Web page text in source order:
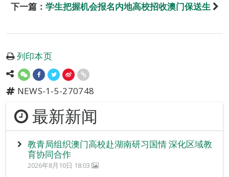
下一篇： 学生把握机会报名内地高校招收澳门保送生
列印本页
NEWS-1-5-270748
最新新闻
教青局组织澳门高校赴湖南研习国情 深化区域教
育协同合作
2026年8月10日 18:03